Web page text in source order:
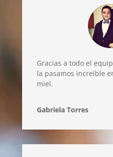
Gracias a todo el
la pasamos increíble
miel.
Gabriela Torres